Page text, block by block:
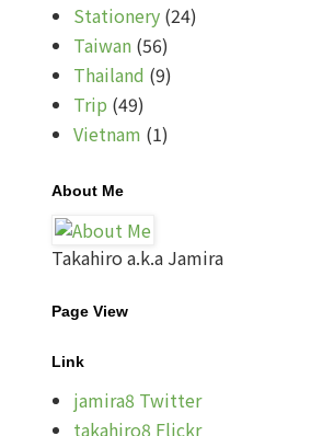
Stationery (24)
Taiwan (56)
Thailand (9)
Trip (49)
Vietnam (1)
About Me
Takahiro a.k.a Jamira
Page View
Link
jamira8 Twitter
takahiro8 Flickr